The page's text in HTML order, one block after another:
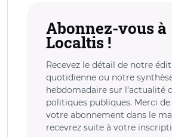
Abonnez-vous à
Localtis !
Recevez le détail de notre
quotidienne ou notre
hebdomadaire sur l’actualité
politiques publiques. Merci
votre abonnement dans le
recevrez suite à votre